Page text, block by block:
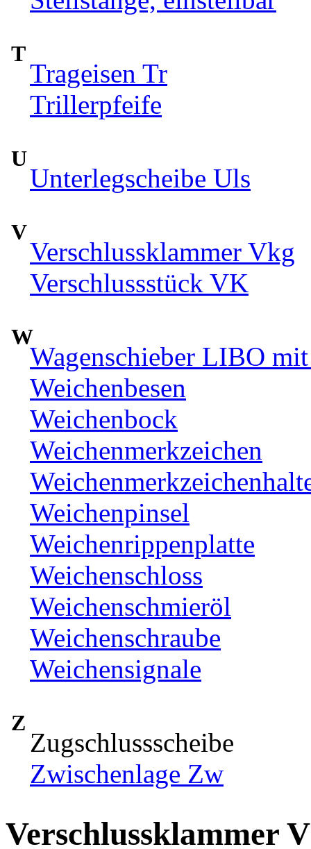
T
Trageisen Tr
Trillerpfeife
U
Unterlegscheibe Uls
V
Verschlussklammer Vkg
Verschlussstück VK
W
Wagenschieber LIBO
Weichenbesen
Weichenbock
Weichenmerkzeichen
Weichenpinsel
Weichenrippenplatte
Weichenschloss
Weichenschmieröl
Weichenschraube
Weichensignale
Z
Zugschlussscheibe
Zwischenlage Zw
Verschlussklammer